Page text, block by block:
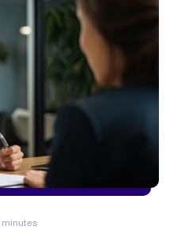
minutes